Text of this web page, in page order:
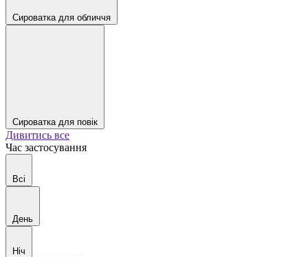
Сироватка для обличчя
Сироватка для повік
Дивитись все
Час застосування
Всі
День
Ніч